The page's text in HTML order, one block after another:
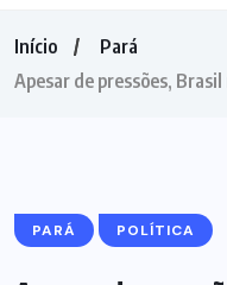
Início
Pará
Apesar de pressões,
PARÁ POLÍTICA